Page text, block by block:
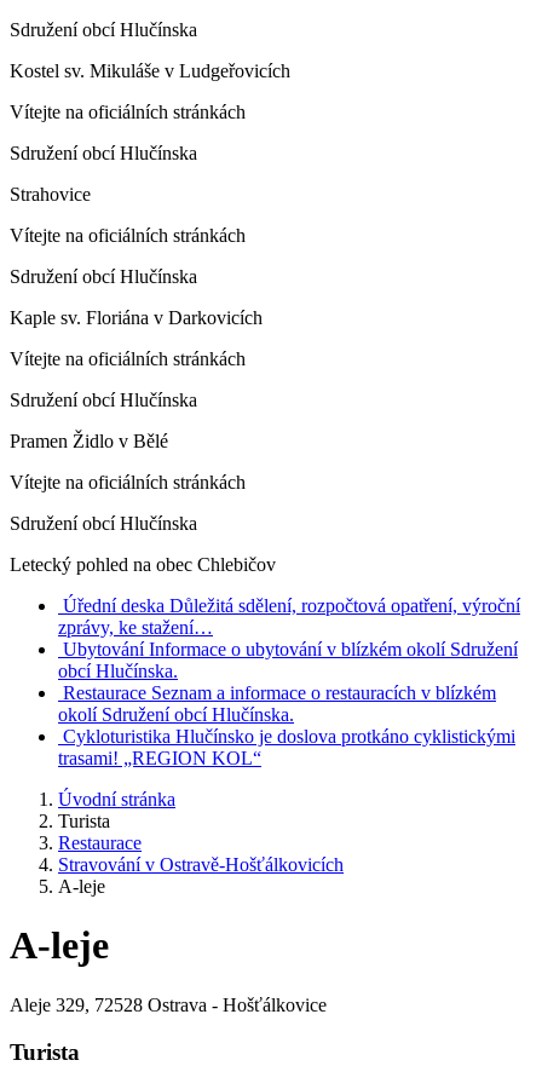
Sdružení obcí Hlučínska
Kostel sv. Mikuláše v Ludgeřovicích
Vítejte na oficiálních stránkách
Sdružení obcí Hlučínska
Strahovice
Vítejte na oficiálních stránkách
Sdružení obcí Hlučínska
Kaple sv. Floriána v Darkovicích
Vítejte na oficiálních stránkách
Sdružení obcí Hlučínska
Pramen Židlo v Bělé
Vítejte na oficiálních stránkách
Sdružení obcí Hlučínska
Letecký pohled na obec Chlebičov
Úřední deska Důležitá sdělení, rozpočtová opatření, výroční
zprávy, ke stažení…
Ubytování Informace o ubytování v blízkém okolí Sdružení
obcí Hlučínska.
Restaurace Seznam a informace o restauracích v blízkém
okolí Sdružení obcí Hlučínska.
Cykloturistika Hlučínsko je doslova protkáno cyklistickými
trasami! „REGION KOL“
Úvodní stránka
Turista
Restaurace
Stravování v Ostravě-Hošťálkovicích
A-leje
A-leje
Aleje 329, 72528 Ostrava - Hošťálkovice
Turista